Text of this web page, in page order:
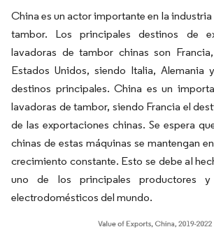
China es un actor importante en la industria
tambor. Los principales destinos de
lavadoras de tambor chinas son
Estados Unidos, siendo Italia, Alemania
destinos principales. China es un
lavadoras de tambor, siendo Francia el
de las exportaciones chinas. Se espera
chinas de estas máquinas se mantengan
crecimiento constante. Esto se debe al
uno de los principales productores y
electrodomésticos del mundo.